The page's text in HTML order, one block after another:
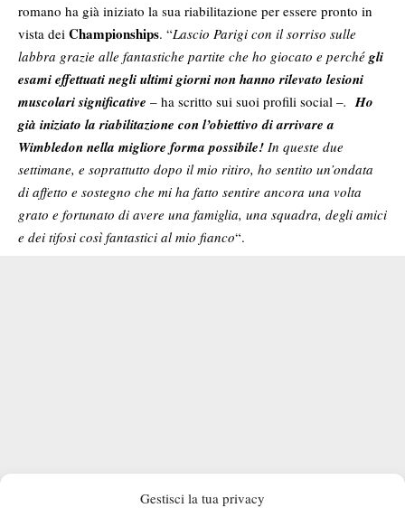
Gestisci la tua privacy
romano ha già iniziato la sua riabilitazione per essere pronto in
vista dei Championships. “Lascio Parigi con il sorriso sulle
labbra grazie alle fantastiche partite che ho giocato e perché gli
esami effettuati negli ultimi giorni non hanno rilevato lesioni
muscolari significative – ha scritto sui suoi profili social –. Ho
già iniziato la riabilitazione con l’obiettivo di arrivare a
Wimbledonnella migliore forma possibile! In queste due
settimane, e soprattutto dopo il mio ritiro, ho sentito un’ondata
di affetto e sostegno che mi ha fatto sentire ancora una volta
grato e fortunato di avere una famiglia, una squadra, degli amici
e dei tifosi così fantastici al mio fianco“.